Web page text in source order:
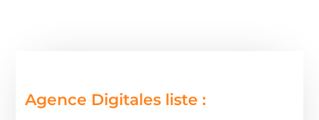
Agence Digitales liste :